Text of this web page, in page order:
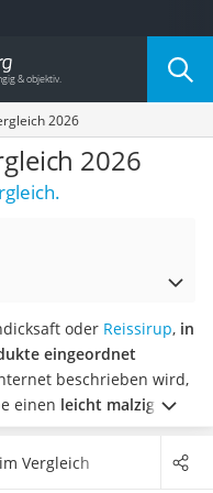
2026
2026
oder Reissirup, in
eingeordnet
beschrieben wird,
einen leicht malzigen
wird der Sirup in
aber teilweise gibt es ihn
im Vergleich